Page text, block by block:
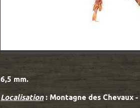
6,5 mm.
Localisation: Montagne des Chevaux -